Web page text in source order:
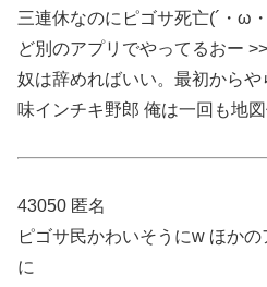
三連休なのにピゴサ死亡(´・ω
ど別のアプリでやってるおー
奴は辞めればいい。最初から
味インチキ野郎 俺は一回も地
43050 匿名
ピゴサ民かわいそうにw ほか
に